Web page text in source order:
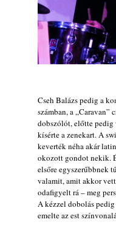
Cseh Balázs pedig a
számban, a „Caravan”
dobszólót, előtte pedig
kísérte a zenekart. A
keverték néha akár
okozott gondot nekik.
elsőre egyszerűbbnek
valamit, amit akkor vett
odafigyelt rá – meg
A kézzel dobolás
emelte az est